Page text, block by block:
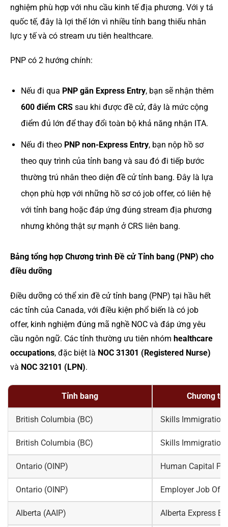
nghiệm phù hợp với nhu cầu kinh tế địa phương. Với y tá
quốc tế, đây là lợi thế lớn vì nhiều tỉnh bang thiếu nhân
lực y tế và có stream ưu tiên healthcare.
PNP có 2 hướng chính:
Nếu đi qua PNP gắn Express Entry, bạn sẽ nhận thêm
600 điểm CRSsau khi được đề cử, đây là mức cộng
điểm đủ lớn để thay đổi toàn bộ khả năng nhận ITA.
Nếu đi theo PNP non-Express Entry, bạn nộp hồ sơ
theo quy trình của tỉnh bang và sau đó đi tiếp bước
thường trú nhân theo diện đề cử tỉnh bang. Đây là lựa
chọn phù hợp với những hồ sơ có job offer, có liên hệ
với tỉnh bang hoặc đáp ứng đúng stream địa phương
nhưng không thật sự mạnh ở CRS liên bang.
Bảng tổng hợp Chương trình Đề cử Tỉnh bang (PNP) cho
điều dưỡng
Điều dưỡng có thể xin đề cử tỉnh bang (PNP) tại hầu hết
các tỉnh của Canada, với điều kiện phổ biến là có job
offer, kinh nghiệm đúng mã nghề NOC và đáp ứng yêu
cầu ngôn ngữ. Các tỉnh thường ưu tiên nhóm healthcare
occupations, đặc biệt là NOC 31301 (Registered Nurse)
và NOC 32101 (LPN).
Tỉnh bang Chương
British Columbia (BC) Skills
British Columbia (BC) Skills Immigration
Ontario (OINP) Human Capital
Ontario (OINP) Employer Job
Alberta (AAIP) Alberta Express